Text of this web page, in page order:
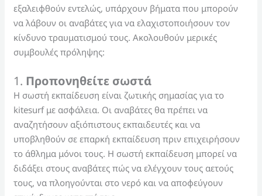
εξαλειφθούν εντελώς, υπάρχουν βήματα που μπορούν
να λάβουν οι αναβάτες για να ελαχιστοποιήσουν τον
κίνδυνο τραυματισμού τους. Ακολουθούν μερικές
συμβουλές πρόληψης:
1. Προπονηθείτε σωστά
Η σωστή εκπαίδευση είναι ζωτικής σημασίας για το
kitesurf με ασφάλεια. Οι αναβάτες θα πρέπει να
αναζητήσουν αξιόπιστους εκπαιδευτές και να
υποβληθούν σε επαρκή εκπαίδευση πριν επιχειρήσουν
το άθλημα μόνοι τους. Η σωστή εκπαίδευση μπορεί να
διδάξει στους αναβάτες πώς να ελέγχουν τους αετούς
τους, να πλοηγούνται στο νερό και να αποφεύγουν